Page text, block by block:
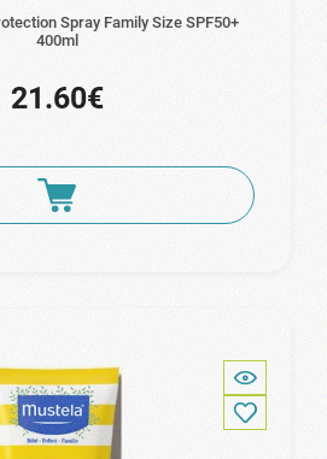
Spray Family Size SPF50+
400ml
21.60€